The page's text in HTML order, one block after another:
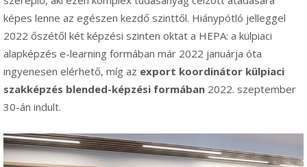
képes lenne az egészen kezdő szinttől. Hiánypótló jelleggel
2022 őszétől két képzési szinten oktat a HEPA: a külpiaci
alapképzés e-learning formában már 2022 januárja óta
ingyenesen elérhető, míg az export koordinátor külpiaci
szakképzés blended-képzési formában 2022. szeptember
30-án indult.